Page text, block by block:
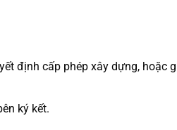
định cấp phép xây dựng, hoặc
ký kết.